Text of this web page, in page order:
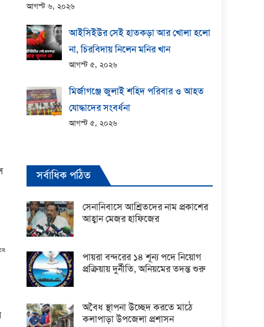
আগস্ট ৬, ২০২৬
আইসিইউর সেই হাতকড়া আর খোলা হলো
না, চিরবিদায় নিলেন মনির খান
আগস্ট ৫, ২০২৬
মির্জাগঞ্জে জুলাই শহিদ পরিবার ও আহত
যোদ্ধাদের সংবর্ধনা
আগস্ট ৫, ২০২৬
সর্বাধিক পঠিত
সেনানিবাসে আশ্রিতদের নাম প্রকাশের
আহ্বান মেজর হাফিজের
পায়রা বন্দরের ১৪ শূন্য পদে নিয়োগ
প্রক্রিয়ায় দুর্নীতি, অনিয়মের তদন্ত শুরু
অবৈধ স্থাপনা উচ্ছেদ করতে মাঠে
কলাপাড়া উপজেলা প্রশাসন